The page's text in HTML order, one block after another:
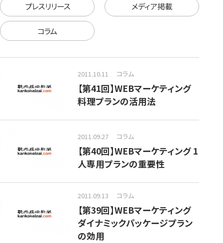
プレスリリース メディア掲載
コラム
2011.10.11 コラム
【第41回】WEBマーケティング
料理プランの活用法
2011.09.27 コラム
【第40回】WEBマーケティング 1
人専用プランの重要性
2011.09.13 コラム
【第39回】WEBマーケティング
ダイナミックパッケージプラン
の効用